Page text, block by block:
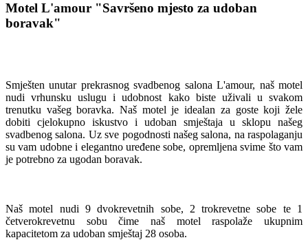
Motel L'amour "Savršeno mjesto za udoban
boravak"
Smješten unutar prekrasnog svadbenog salona L'amour, naš motel
nudi vrhunsku uslugu i udobnost kako biste uživali u svakom
trenutku vašeg boravka. Naš motel je idealan za goste koji žele
dobiti cjelokupno iskustvo i udoban smještaja u sklopu našeg
svadbenog salona. Uz sve pogodnosti našeg salona, na raspolaganju
su vam udobne i elegantno uređene sobe, opremljena svime što vam
je potrebno za ugodan boravak.
Naš motel nudi 9 dvokrevetnih sobe, 2 trokrevetne sobe te 1
četverokrevetnu sobu čime naš motel raspolaže ukupnim
kapacitetom za udoban smještaj 28 osoba.